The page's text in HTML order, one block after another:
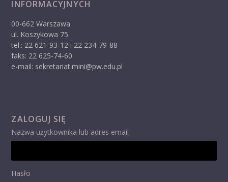
INFORMACYJNYCH
00-662 Warszawa
ul. Koszykowa 75
tel.: 22 621-93-12 i 22 234-79-88
faks: 22 625-74-60
e-mail: sekretariat.mini@pw.edu.pl
ZALOGUJ SIĘ
Nazwa użytkownika lub adres email
Hasło